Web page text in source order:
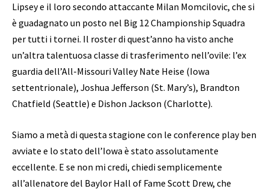
Lipsey e il loro secondo attaccante Milan Momcilovic, che si
è guadagnato un posto nel Big 12 Championship Squadra
per tutti i tornei. Il roster di quest’anno ha visto anche
un’altra talentuosa classe di trasferimento nell’ovile: l’ex
guardia dell’All-Missouri Valley Nate Heise (Iowa
settentrionale), Joshua Jefferson (St. Mary’s), Brandton
Chatfield (Seattle) e Dishon Jackson (Charlotte).
Siamo a metà di questa stagione con le conference play ben
avviate e lo stato dell’Iowa è stato assolutamente
eccellente. E se non mi credi, chiedi semplicemente
all’allenatore del Baylor Hall of Fame Scott Drew, che